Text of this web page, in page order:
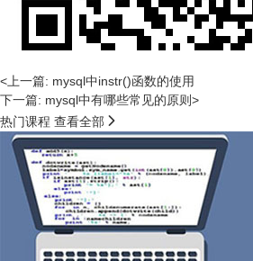
<上一篇: mysql中instr()函数的使用
下一篇: mysql中有哪些常见的原则>
热门课程 查看全部 